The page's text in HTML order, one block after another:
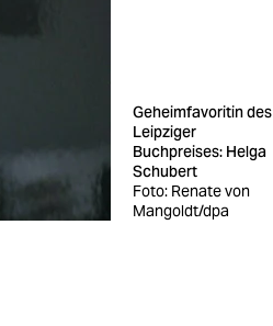
Geheimfavoritin des
Leipziger
Buchpreises: Helga
Schubert
Foto: Renate von
Mangoldt/dpa